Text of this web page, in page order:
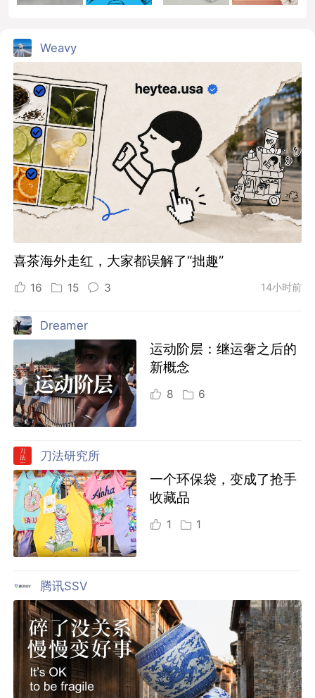
Weavy
喜茶海外走红，大家都误解了“拙趣”
16 15 3 14小时前
Dreamer
运动阶层：继运奢之后的
新概念
8 6
刀法研究所
一个环保袋，变成了抢手
收藏品
1 1
腾讯SSV